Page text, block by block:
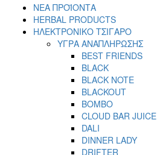
ΝΕΑ ΠΡΟΪΟΝΤΑ
HERBAL PRODUCTS
ΗΛΕΚΤΡΟΝΙΚΟ ΤΣΙΓΑΡΟ
ΥΓΡΑ ΑΝΑΠΛΗΡΩΣΗΣ
BEST FRIENDS
BLACK
BLACK NOTE
BLACKOUT
BOMBO
CLOUD BAR JUICE
DALI
DINNER LADY
DRIFTER